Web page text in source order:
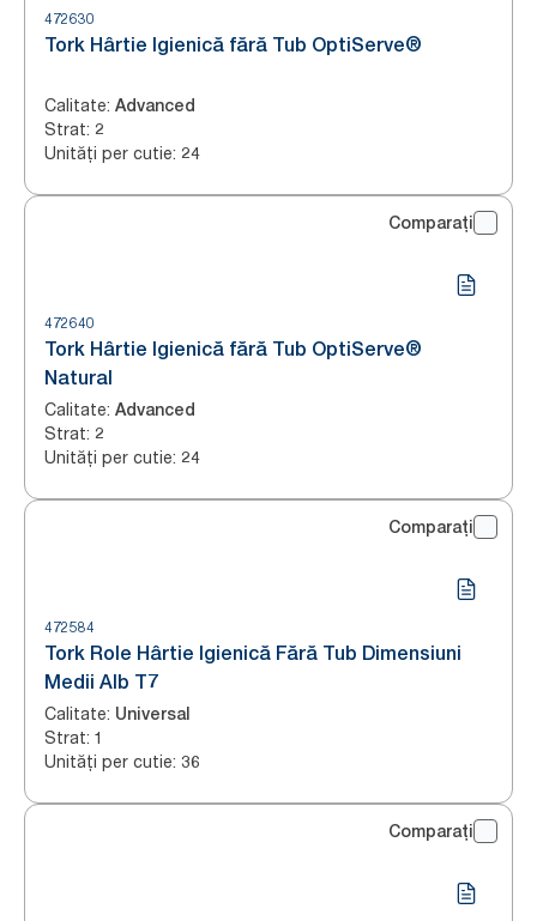
472630
Tork Hârtie Igienică fără Tub OptiServe®
Calitate: Advanced
Strat: 2
Unități per cutie: 24
Comparați
472640
Tork Hârtie Igienică fără Tub OptiServe®
Natural
Calitate: Advanced
Strat: 2
Unități per cutie: 24
Comparați
472584
Tork Role Hârtie Igienică Fără Tub Dimensiuni
Medii Alb T7
Calitate: Universal
Strat: 1
Unități per cutie: 36
Comparați